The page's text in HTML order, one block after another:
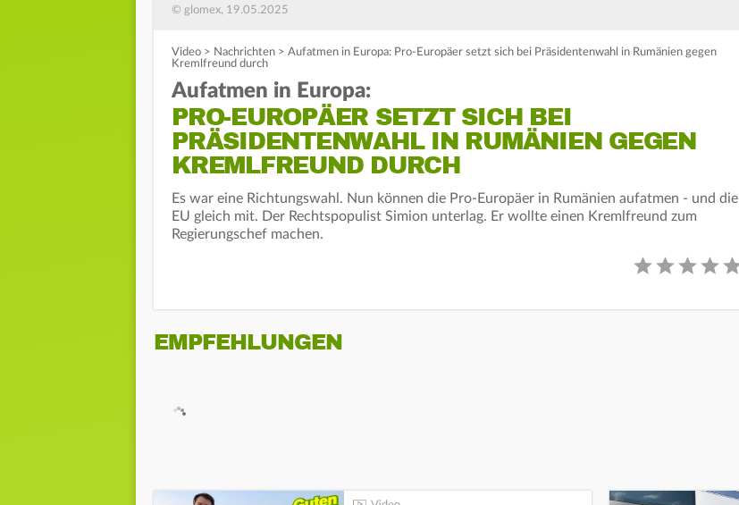
© glomex, 19.05.2025
Video > Nachrichten > Aufatmen in Europa: Pro-Europäer setzt sich bei Präsidentenwahl in Rumänien gegen
Kremlfreund durch
Aufatmen in Europa:
PRO-EUROPÄER SETZT SICH BEI
PRÄSIDENTENWAHL IN RUMÄNIEN GEGEN
KREMLFREUND DURCH
Es war eine Richtungswahl. Nun können die Pro-Europäer in Rumänien aufatmen - und die
EU gleich mit. Der Rechtspopulist Simion unterlag. Er wollte einen Kremlfreund zum
Regierungschef machen.
EMPFEHLUNGEN